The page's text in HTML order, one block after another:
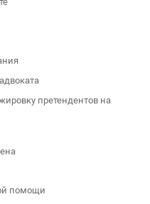
претендентов на
помощи